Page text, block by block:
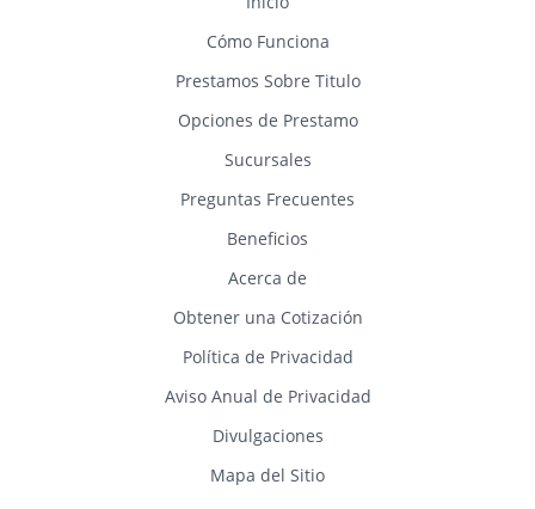
Cómo Funciona
Prestamos Sobre Titulo
Opciones de Prestamo
Sucursales
Preguntas Frecuentes
Beneficios
Acerca de
Obtener una Cotización
Política de Privacidad
Aviso Anual de Privacidad
Divulgaciones
Mapa del Sitio